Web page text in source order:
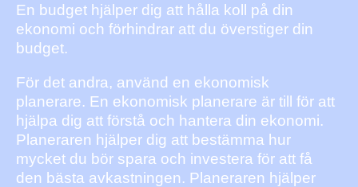
En budget hjälper dig att hålla koll på din
ekonomi och förhindrar att du överstiger din
budget.
För det andra, använd en ekonomisk
planerare. En ekonomisk planerare är till för att
hjälpa dig att förstå och hantera din ekonomi.
Planeraren hjälper dig att bestämma hur
mycket du bör spara och investera för att få
den bästa avkastningen. Planeraren hjälper